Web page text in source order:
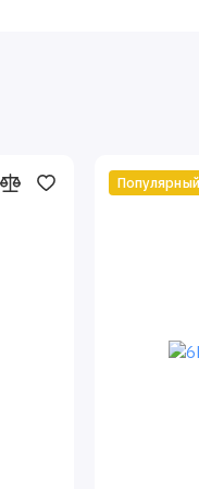
Популярный